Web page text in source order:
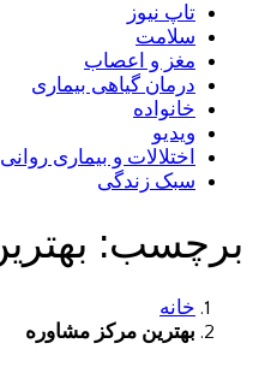
تاپ نیوز
سلامت
مغز و اعصاب
درمان گیاهی بیماری
خانواده
ویدیو
اختلالات و بیماری روانی
سبک زندگی
برچسب:
خانه
بهترین مرکز مشاوره